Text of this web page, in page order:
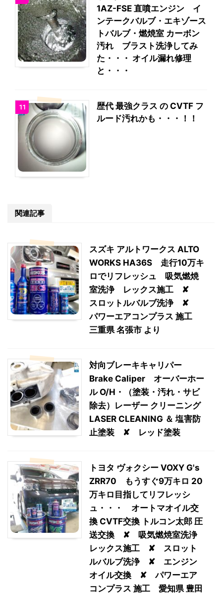
1AZ-FSE 直噴エンジン イ
ンテークバルブ・エキゾース
トバルブ・燃焼室 カーボン
汚れ ブラスト洗浄してみ
た・・・ オイル漏れ修理
と・・・
11
歴代 最強クラス の CVTF フ
ルード汚れかも・・・！！
関連記事
スズキ アルトワークス ALTO
WORKS HA36S 走行10万キ
ロでリフレッシュ 吸気燃焼
室洗浄 レックス施工 ✘
スロットルバルブ洗浄 ✘
パワーエアコンプラス 施工
三重県 名張市 より
対向ブレーキキャリパー
Brake Caliper オーバーホー
ル O/H・（塗装・汚れ・サビ
除去）レーザー クリーニング
LASER CLEANING ＆ 塩害防
止塗装 ✘ レッド塗装
トヨタ ヴォクシー VOXY G's
ZRR70 もうすぐ9万キロ 20
万キロ目指してリフレッシ
ュ・・・ オートマオイル交
換 CVTF交換 トルコン太郎 圧
送交換 ✘ 吸気燃焼室洗浄
レックス施工 ✘ スロット
ルバルブ洗浄 ✘ エンジン
オイル交換 ✘ パワーエア
コンプラス 施工 愛知県 豊田